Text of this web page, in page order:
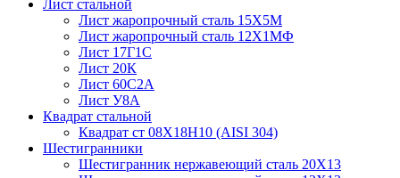
Лист стальной
Лист жаропрочный сталь 15Х5М
Лист жаропрочный сталь 12Х1МФ
Лист 17Г1С
Лист 20К
Лист 60С2А
Лист У8А
Квадрат стальной
Квадрат ст 08Х18Н10 (AISI 304)
Шестигранники
Шестигранник нержавеющий сталь 20Х13